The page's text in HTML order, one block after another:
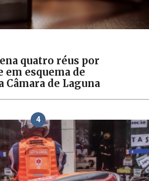
quatro réus por
esquema de
Câmara de Laguna
4